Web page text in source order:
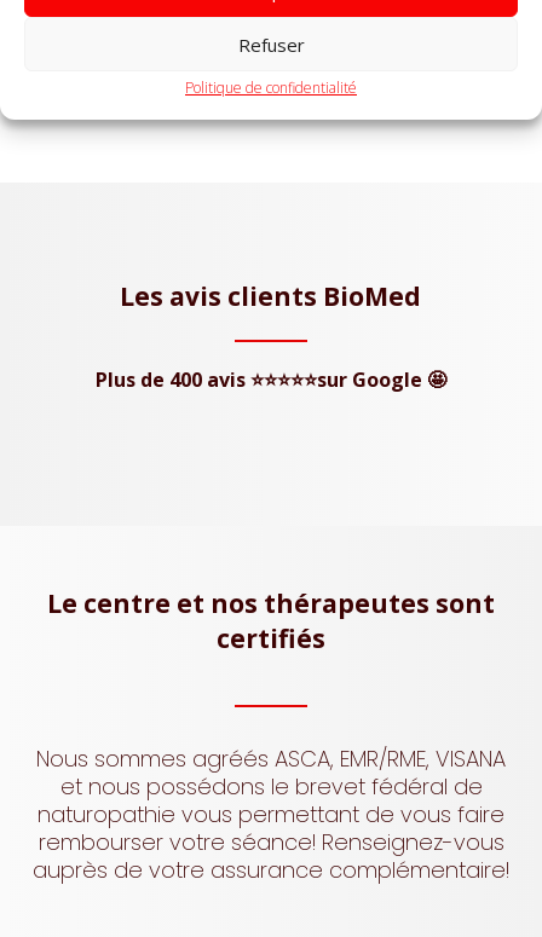
Refuser
Politique de confidentialité
Les avis clients BioMed
Plus de 400 avis ⭐⭐⭐⭐⭐sur Google 🤩
Le centre et nos thérapeutes sont
certifiés
Nous sommes agréés ASCA, EMR/RME, VISANA
et nous possédons le brevet fédéral de
naturopathie vous permettant de vous faire
rembourser votre séance! Renseignez-vous
auprès de votre assurance complémentaire!